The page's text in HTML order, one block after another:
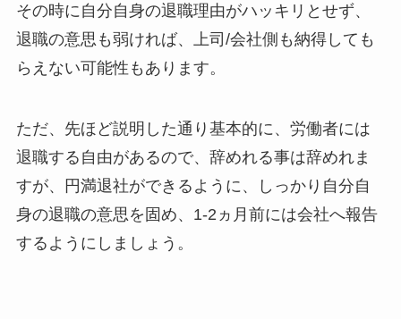
その時に自分自身の退職理由がハッキリとせず、
退職の意思も弱ければ、上司/会社側も納得しても
らえない可能性もあります。
ただ、先ほど説明した通り基本的に、労働者には
退職する自由があるので、辞めれる事は辞めれま
すが、円満退社ができるように、しっかり自分自
身の退職の意思を固め、1-2ヵ月前には会社へ報告
するようにしましょう。